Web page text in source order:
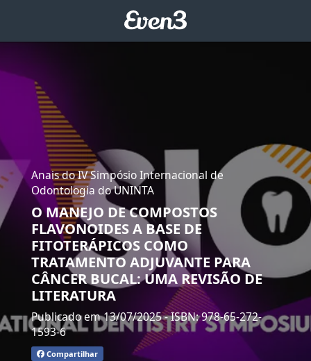
Anais do IV Simpósio Internacional de
Odontologia do UNINTA
O MANEJO DE COMPOSTOS
FLAVONOIDES A BASE DE
FITOTERÁPICOS COMO
TRATAMENTO ADJUVANTE PARA
CÂNCER BUCAL: UMA REVISÃO DE
LITERATURA
Publicado em 13/07/2025- ISBN: 978-65-272-
1593-6
Compartilhar